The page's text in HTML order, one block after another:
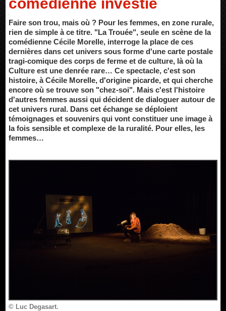
Faire son trou, mais où ? Pour les femmes, en zone rurale,
rien de simple à ce titre. "La Trouée", seule en scène de la
comédienne Cécile Morelle, interroge la place de ces
dernières dans cet univers sous forme d'une carte postale
tragi-comique des corps de ferme et de culture, là où la
Culture est une denrée rare… Ce spectacle, c'est son
histoire, à Cécile Morelle, d'origine picarde, et qui cherche
encore où se trouve son "chez-soi". Mais c'est l'histoire
d'autres femmes aussi qui décident de dialoguer autour de
cet univers rural. Dans cet échange se déploient
témoignages et souvenirs qui vont constituer une image à
la fois sensible et complexe de la ruralité. Pour elles, les
femmes…
© Luc Degasart.